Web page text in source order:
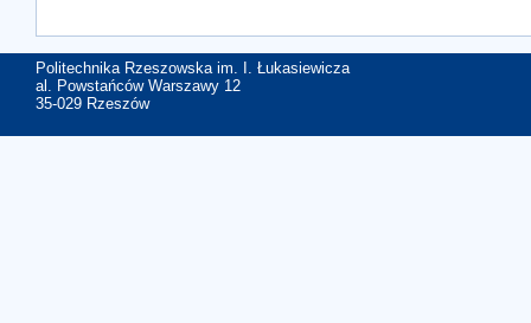
Politechnika Rzeszowska im. I. Łukasiewicza
al. Powstańców Warszawy 12
35-029 Rzeszów